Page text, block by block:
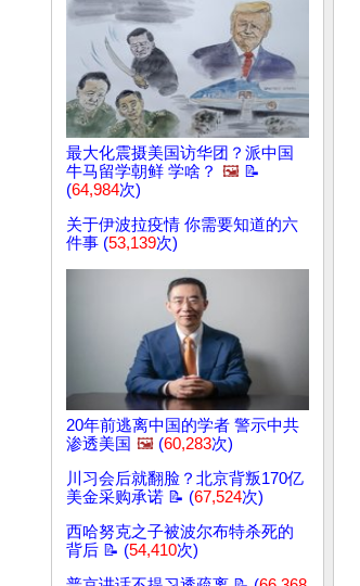
最大化震摄美国访华团？派中国
牛马留学朝鲜 学啥？ 🖼️ 📝
(64,984次)
关于伊波拉疫情 你需要知道的六
件事 (53,139次)
20年前逃离中国的学者 警示中共
渗透美国 🖼️ (60,283次)
川习会后就翻脸？北京背叛170亿
美金采购承诺 📝 (67,524次)
西哈努克之子被波尔布特杀死的
背后 📝 (54,410次)